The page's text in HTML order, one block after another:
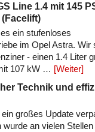
Line 1.4 mit 145
ein stufenloses
im Opel Astra. Wir
- einen 1.4 Liter
107 kW … [Weiter]
Technik und
großes Update
an vielen Stellen